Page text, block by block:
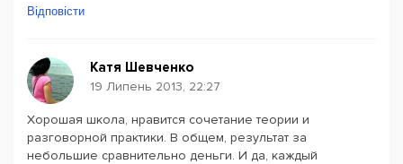
Відповісти
Катя Шевченко
19 Липень 2013, 22:27
Хорошая школа, нравится сочетание теории и
разговорной практики. В общем, результат за
небольшие сравнительно деньги. И да, каждый